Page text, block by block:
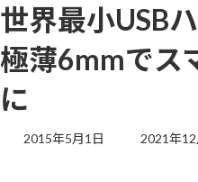
世界最小USB
極薄6mmでス
に
2015年5月1日
最
2021年